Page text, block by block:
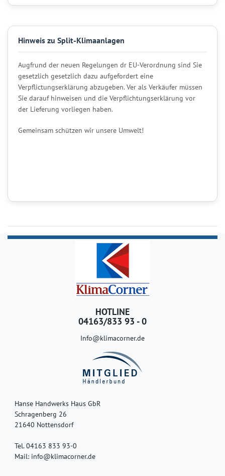
Hinweis zu Split-Klimaanlagen
Augfrund der neuen Regelungen dr EU-Verordnung sind Sie
gesetzlich gesetzlich dazu aufgefordert eine
Verpflictungserklärung abzugeben. Ver als Verkäufer müssen
Sie darauf hinweisen und die Verpflichtungserklärung vor
der Lieferung vorliegen haben.
Gemeinsam schützen wir unsere Umwelt!
HOTLINE
04163/833 93 - 0
Info@klimacorner.de
Hanse Handwerks Haus GbR
Schragenberg 26
21640 Nottensdorf
Tel. 04163 833 93-0
Mail: info@klimacorner.de